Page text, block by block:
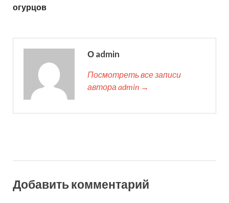
огурцов
О admin
Посмотреть все записи
автора admin →
Добавить комментарий